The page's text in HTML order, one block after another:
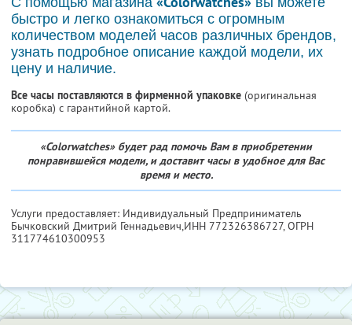
быстро и легко ознакомиться с огромным
количеством моделей часов различных брендов,
узнать подробное описание каждой модели, их
цену и наличие.
Все часы поставляются в фирменной упаковке (оригинальная
коробка) с гарантийной картой.
«Colorwatches» будет рад помочь Вам в приобретении
понравившейся модели, и доставит часы в удобное для Вас
время и место.
Услуги предоставляет: Индивидуальный Предприниматель
Бычковский Дмитрий Геннадьевич,ИНН 772326386727, ОГРН
311774610300953